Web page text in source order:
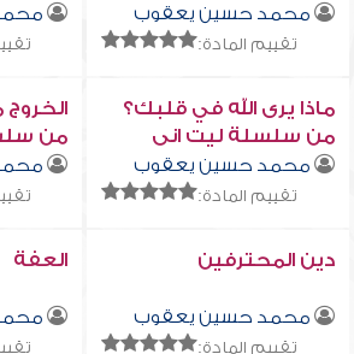
سلسلة ليت انى
محمد حسين يعقوب
تقييم المادة:
من
ماذا يرى الله في قلبك؟
من سلسلة ليت انى
محمد حسين يعقوب
تقييم المادة:
من
دين المحترفين
محمد حسين يعقوب
تقييم المادة:
العفة